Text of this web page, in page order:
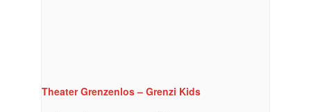
Theater Grenzenlos – Grenzi Kids